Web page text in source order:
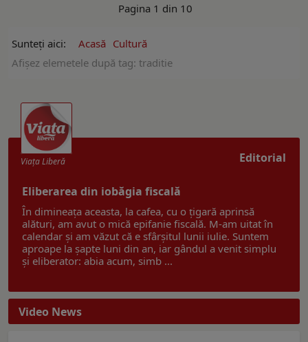
Pagina 1 din 10
Sunteți aici: Acasă Cultură
Afişez elemetele după tag: traditie
Editorial
Viaţa Liberă
Eliberarea din iobăgia fiscală
În dimineața aceasta, la cafea, cu o țigară aprinsă
alături, am avut o mică epifanie fiscală. M-am uitat în
calendar și am văzut că e sfârșitul lunii iulie. Suntem
aproape la șapte luni din an, iar gândul a venit simplu
și eliberator: abia acum, simb ...
Video News